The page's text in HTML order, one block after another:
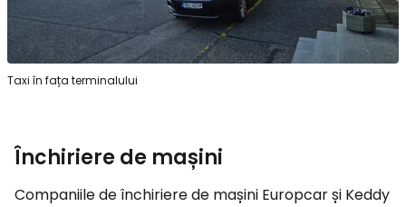
Taxi în fața terminalului
Închiriere de mașini
Companiile de închiriere de mașini Europcar și Keddy